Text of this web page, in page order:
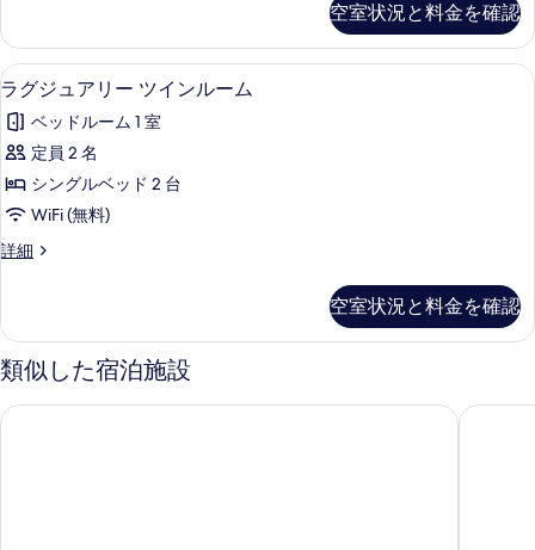
を
表
示
す
る
プ
ル
ル
ー
ム
の
す
べ
写
真
を
ア
リ
ー
リ
プ
ル
ー
の
空室状況と料金を確認
ラ
グ
ジ
ュ
ア
ー
イ
ン
ル
ー
ラグジュアリー ツインルーム | 高級
5
ラグジュアリー ツインルーム
ベッドルーム 1 室
定員 2 名
シングルベッド 2 台
WiFi (無料)
詳細
ラ
ア
リ
ー
イ
空室状況と料金を確認
類似した宿泊施設
キング ソロモン ホテル クリッ